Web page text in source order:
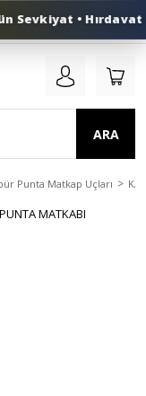
0 (553) 324 41 50
ARA
Punta Matkap Uçları
Sevkiyat • Hırdavat